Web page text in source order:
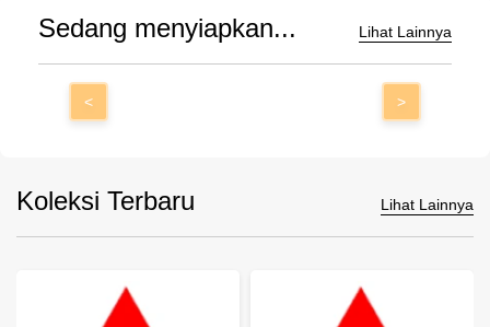
Sedang menyiapkan... Lihat Lainnya
< >
Koleksi Terbaru Lihat Lainnya